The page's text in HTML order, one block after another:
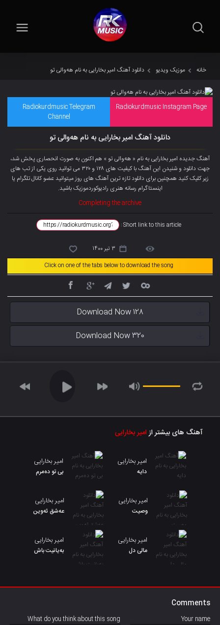
خانه موزیک ویدیو دانلود آهنگ امیر بخارایی به نام هەوالی تو
Radiokurdmusic Instagram Page
Radiokurdmusic Telegram
Channel
دانلود آهنگ امیر بخارایی به نام هەوالی تو
آهنگ جدیده امیر بخارایی به نام « هەوالی تو » هم اکنون به صورت انحصاری پخش شد،
جهت دانلود و شنیدن این آهنگ با کیفیت های ۱۲۸ و ۳۲۰ می توانید روی یکی از تب های
زیر کلیک کنید همچنین برای دانلود تازه ترین آهنگ های روز میتوانیدعضو کانال تلگرام یا
اینستاگرام رسانه هنری رادیوکوردموزیک باشید.
Completing the archive
Short link to this article :
3 تیر 1400
Click on one of the tabs below to download the song
Download Now 128
Download Now 320
آهنگ های بیشتر ازامیر بخارایی
امیر بخارایی
دایه
امیر بخارایی
بی تو دەمرم
امیر بخارایی
وصیت
امیر بخارایی
عەشق ئەوین
امیر بخارایی
مالی دل
امیر بخارایی
بەیانیت باش
Comments
Your name
What do you think about this song